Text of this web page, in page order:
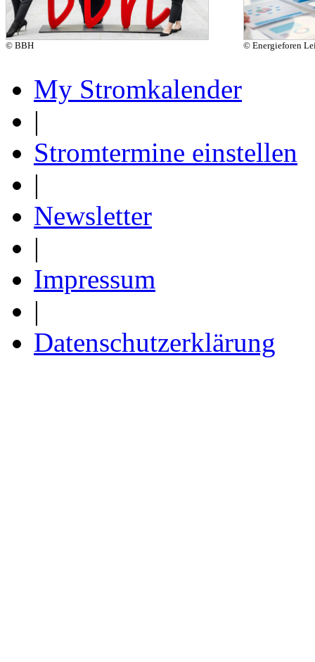
© BBH © Energieforen
My Stromkalender
|
Stromtermine einstellen
|
Newsletter
|
Impressum
|
Datenschutzerklärung